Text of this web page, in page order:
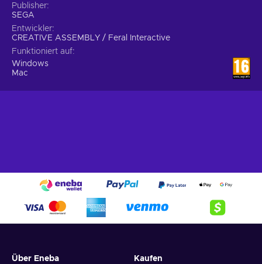
Publisher
SEGA
Entwickler
CREATIVE ASSEMBLY / Feral Interactive
Funktioniert auf
Windows
Mac
Über Eneba Kaufen